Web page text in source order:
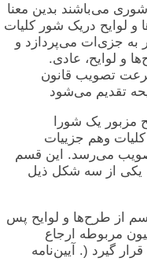
می‌باشند بدین معنا
لوایح دریک شور کلیات
به جزی‌ات می‌پردازد و
و لوایح، عادی.
تصویب قانون
تقدیم می‌شود
مزبور یک شورا
وهم جزییات
می‌رسد. این قسم
یکی از سه شکل ذیل
از طرح‌ها و لوایح پس
مربوطه ارجاع
گیرد (. آیین‌نامه